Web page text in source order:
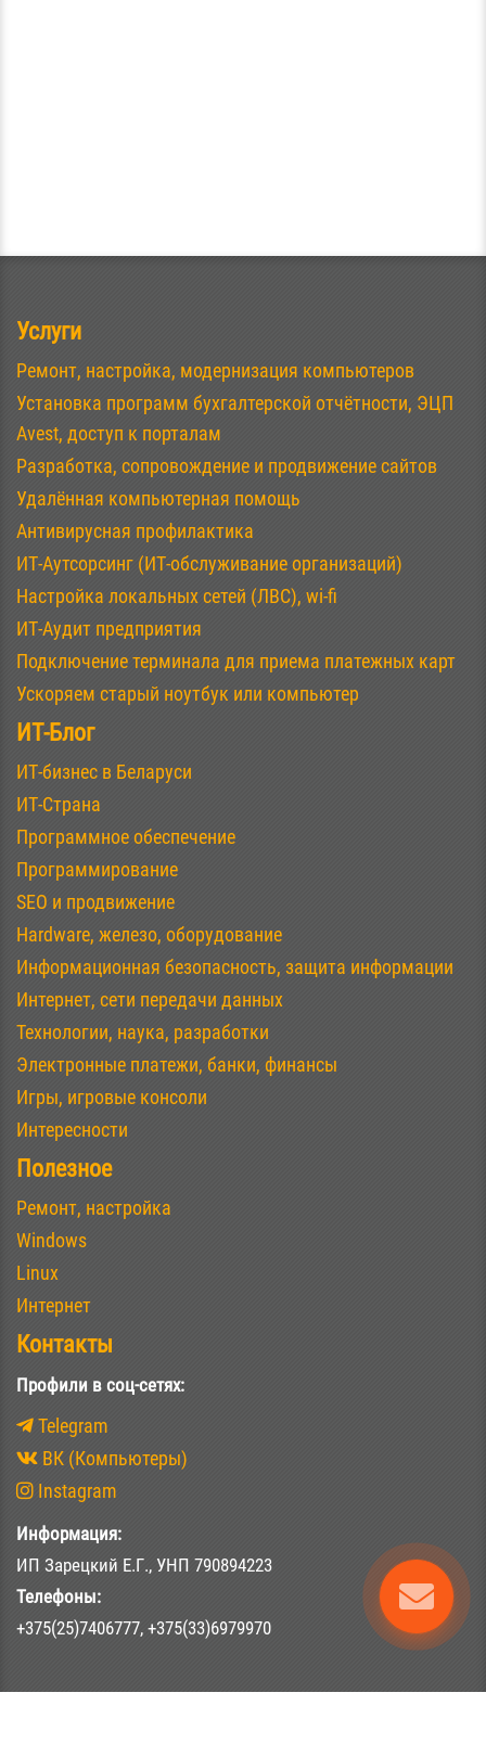
Услуги
Ремонт, настройка, модернизация компьютеров
Установка программ бухгалтерской отчётности, ЭЦП
Avest, доступ к порталам
Разработка, сопровождение и продвижение сайтов
Удалённая компьютерная помощь
Антивирусная профилактика
ИТ-Аутсорсинг (ИТ-обслуживание организаций)
Настройка локальных сетей (ЛВС), wi-fi
ИТ-Аудит предприятия
Подключение терминала для приема платежных карт
Ускоряем старый ноутбук или компьютер
ИТ-Блог
ИТ-бизнес в Беларуси
ИТ-Страна
Программное обеспечение
Программирование
SEO и продвижение
Hardware, железо, оборудование
Информационная безопасность, защита информации
Интернет, сети передачи данных
Технологии, наука, разработки
Электронные платежи, банки, финансы
Игры, игровые консоли
Интересности
Полезное
Ремонт, настройка
Windows
Linux
Интернет
Контакты
Профили в соц-сетях:
Telegram
ВК (Компьютеры)
Instagram
Информация:
ИП Зарецкий Е.Г., УНП 790894223
Телефоны:
+375(25)7406777, +375(33)6979970